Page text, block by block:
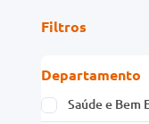
Filtros
Departamento
Saúde e Bem